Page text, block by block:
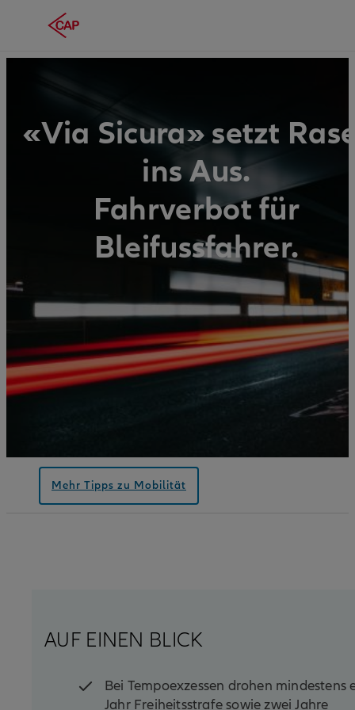
«Via Sicura» setzt
ins Aus.
Fahrverbot für
Bleifussfahrer.
Mehr Tipps zu Mobilität
AUF EINEN BLICK
Bei Tempoexzessen drohen mindestens
Jahr Freiheitsstrafe sowie zwei Jahre